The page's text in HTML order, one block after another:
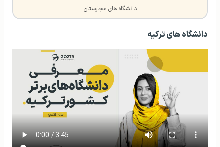
دانشگاه های مجارستان
دانشگاه های ترکیه